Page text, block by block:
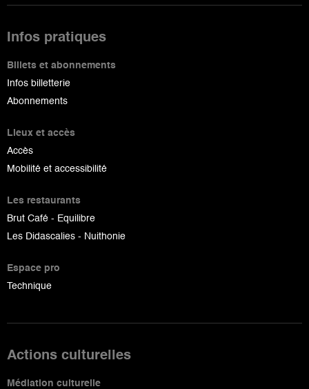
Infos pratiques
Billets et abonnements
Infos billetterie
Abonnements
Lieux et accès
Accès
Mobilité et accessibilité
Les restaurants
Brut Café - Equilibre
Les Didascalies - Nuithonie
Espace pro
Technique
Actions culturelles
Médiation culturelle